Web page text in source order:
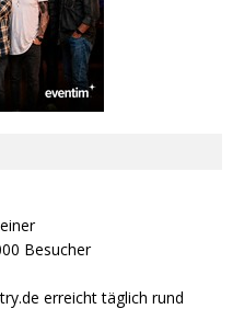
erreicht täglich rund